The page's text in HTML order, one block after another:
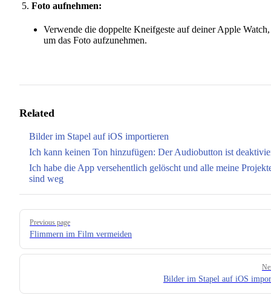
Foto aufnehmen:
Verwende die doppelte Kneifgeste auf deiner Apple Watch,
um das Foto aufzunehmen.
Related
Bilder im Stapel auf iOS importieren
Ich kann keinen Ton hinzufügen: Der Audiobutton ist
Ich habe die App versehentlich gelöscht und alle meine
sind weg
Pager
Previous page
Flimmern im Film vermeiden
Bilder im Stapel auf iOS